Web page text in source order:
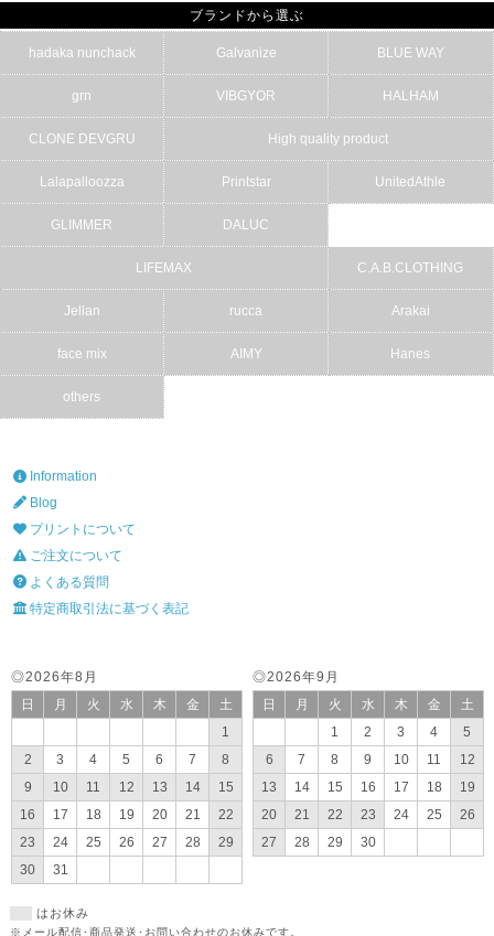
ブランドから選ぶ
hadaka nunchack Galvanize BLUE WAY
grn VIBGYOR HALHAM
CLONE DEVGRU High quality product
Lalapalloozza Printstar UnitedAthle
GLIMMER DALUC
LIFEMAX C.A.B.CLOTHING
Jellan rucca Arakai
face mix AIMY Hanes
others
Information
Blog
プリントについて
ご注文について
よくある質問
特定商取引法に基づく表記
◎2026年9月
日
月 火 水 木 金
土
1
2 3 4
5
6
7 8 9 10 11
12
13
14 15 16 17 18
19
20
21 22 23 24 25
26
27
28 29 30
◎2026年8月
日
月 火 水 木 金
土
1
2
3 4 5 6 7
8
9
10 11 12 13 14
15
16
17 18 19 20 21
22
23
24 25 26 27 28
29
30
31
はお休み
※メール配信･商品発送･お問い合わせのお休みです。